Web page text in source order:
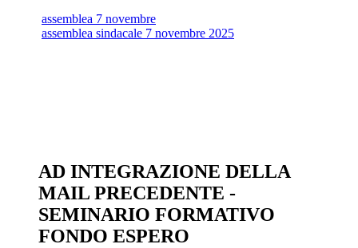
assemblea 7 novembre
assemblea sindacale 7 novembre 2025
AD INTEGRAZIONE DELLA
MAIL PRECEDENTE -
SEMINARIO FORMATIVO
FONDO ESPERO